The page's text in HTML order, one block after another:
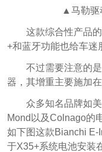
▲马勒驱
这款综合性产品
+和蓝牙功能也给车迷
不过需要注意的
器，其增重主要施加
众多知名品牌如
Mond以及Colnago的
如下图这款Bianchi E-
于X35+系统电池安装